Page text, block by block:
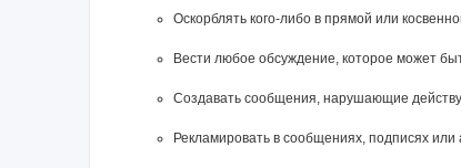
Оскорблять кого-либо в прямой или
Вести любое обсуждение, которое может
Создавать сообщения, наpyшающие
Рекламировать в сообщениях, подписях